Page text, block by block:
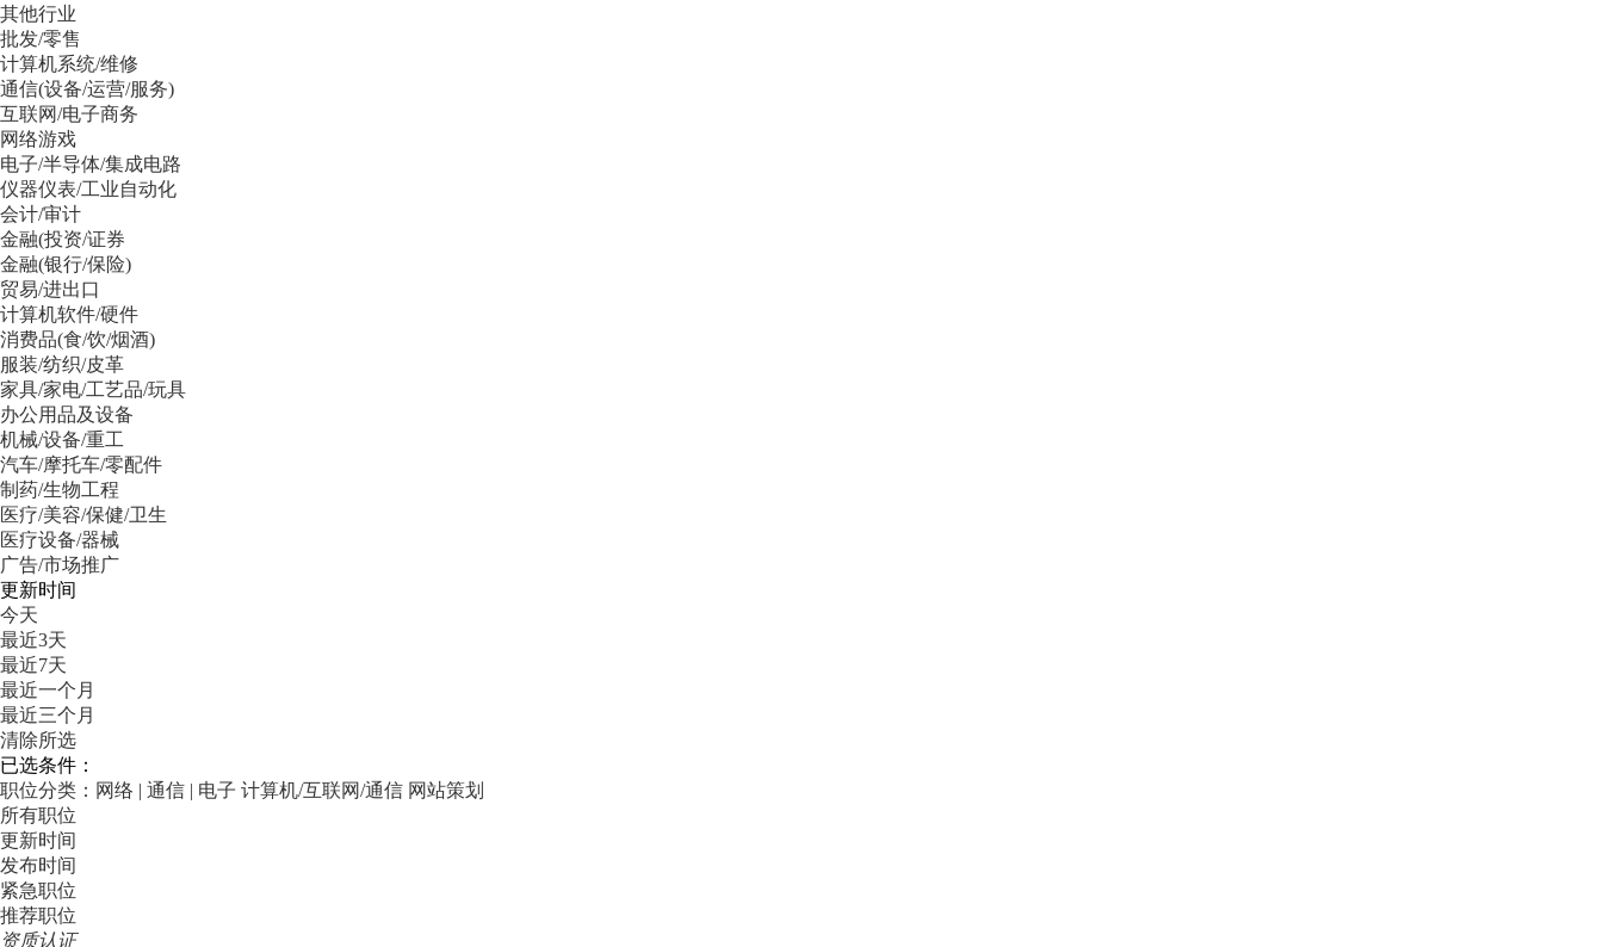
其他行业
批发/零售
计算机系统/维修
通信(设备/运营/服务)
互联网/电子商务
网络游戏
电子/半导体/集成电路
仪器仪表/工业自动化
会计/审计
金融(投资/证券
金融(银行/保险)
贸易/进出口
计算机软件/硬件
消费品(食/饮/烟酒)
服装/纺织/皮革
家具/家电/工艺品/玩具
办公用品及设备
机械/设备/重工
汽车/摩托车/零配件
制药/生物工程
医疗/美容/保健/卫生
医疗设备/器械
广告/市场推广
更新时间
今天
最近3天
最近7天
最近一个月
最近三个月
清除所选
已选条件：
职位分类：网络 | 通信 | 电子 计算机/互联网/通信 网站策划
所有职位
更新时间
发布时间
紧急职位
推荐职位
资质认证